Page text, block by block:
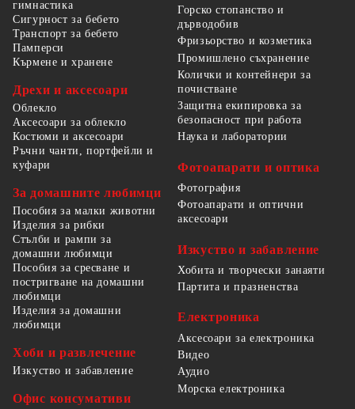
гимнастика
Сигурност за бебето
Транспорт за бебето
Памперси
Кърмене и хранене
Дрехи и аксесоари
Облекло
Аксесоари за облекло
Костюми и аксесоари
Ръчни чанти, портфейли и
куфари
За домашните любимци
Пособия за малки животни
Изделия за рибки
Стълби и рампи за
домашни любимци
Пособия за сресване и
постригване на домашни
любимци
Изделия за домашни
любимци
Хоби и развлечение
Изкуство и забавление
Офис консумативи
Горско стопанство и
дърводобив
Фризьорство и козметика
Промишлено съхранение
Колички и контейнери за
почистване
Защитна екипировка за
безопасност при работа
Наука и лаборатории
Фотоапарати и оптика
Фотография
Фотоапарати и оптични
аксесоари
Изкуство и забавление
Хобита и творчески занаяти
Партита и празненства
Електроника
Аксесоари за електроника
Видео
Аудио
Морска електроника